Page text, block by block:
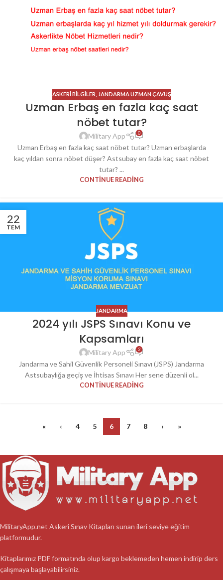
ASKERI BILGILER JANDARMA UZMAN ÇAVUŞ
Uzman Erbaş en fazla kaç saat
nöbet tutar?
Military App 0
Uzman Erbaş en fazla kaç saat nöbet tutar? Uzman erbaşlarda
kaç yıldan sonra nöbet düşer? Astsubay en fazla kaç saat nöbet
tutar? ...
CONTINUE READING
22
TEM
JANDARMA
2024 yılı JSPS Sınavı Konu ve
Kapsamları
Military App 2
Jandarma ve Sahil Güvenlik Personeli Sınavı (JSPS) Jandarma
Astsubaylığa geçiş ve İhtisas Sınavı Her sene düzenli ol...
CONTINUE READING
« ‹ 4 5 6 7 8 › »
MilitaryApp.net Askeri Sınav Kitapları sunan ileri seviye eğitim
platformudur.
Kitaplarımız PDF formatında olup kargo beklemeden hemen indirip ders
çalışmaya başlayabilirsiniz.